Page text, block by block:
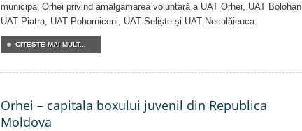
municipal Orhei privind amalgamarea voluntară a UAT Orhei, UAT Bolohan,
UAT Piatra, UAT Pohorniceni, UAT Seliște și UAT Neculăieuca.
CITEŞTE MAI MULT...
Orhei – capitala boxului juvenil din Republica
Moldova